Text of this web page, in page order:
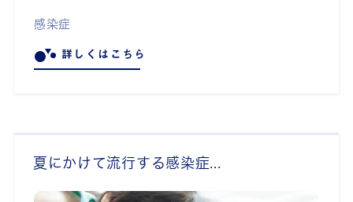
感染症
詳しくはこちら
夏にかけて流行する感染症...